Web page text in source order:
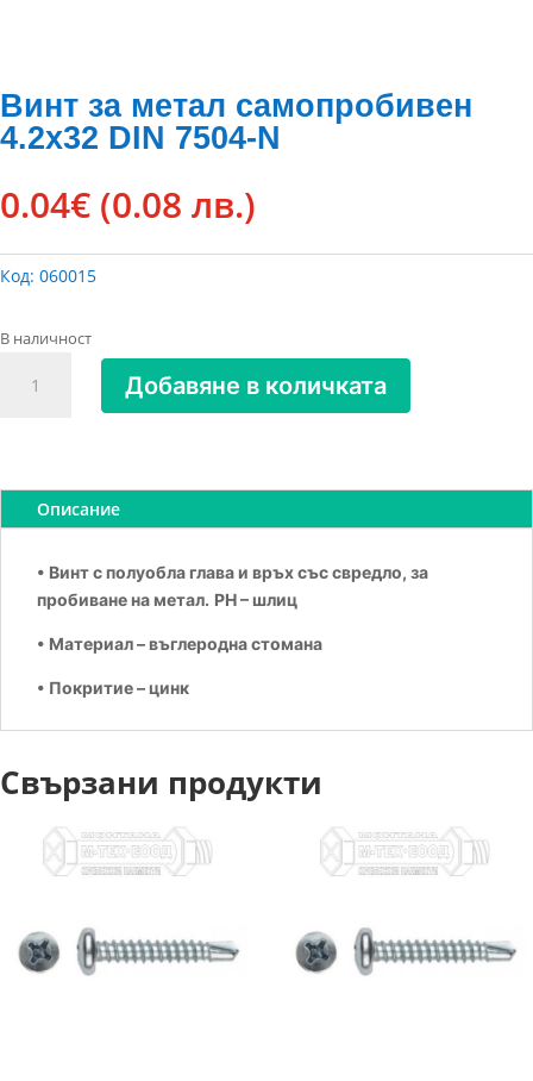
Винт за метал самопробивен
4.2х32 DIN 7504-N
0.04€ (0.08 лв.)
Код: 060015
В наличност
самопробивен
4.2х32
Добавяне в количката
Описание
• Винт с полуобла глава и връх със свредло, за
пробиване на метал. PH – шлиц
• Материал – въглеродна стомана
• Покритие – цинк
Свързани продукти